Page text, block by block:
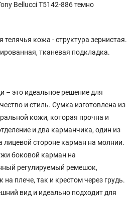
Bellucci T5142-886 темно
телячья кожа - структура зернистая.
тканевая подкладка.
– это идеальное решение для
и стиль. Сумка изготовлена из
кожи, которая прочна и
и два карманчика, один из
лицевой стороне карман на молнии.
боковой карман на
регулируемый ремешок,
плече, так и крестом через грудь.
вид и идеально подходит для